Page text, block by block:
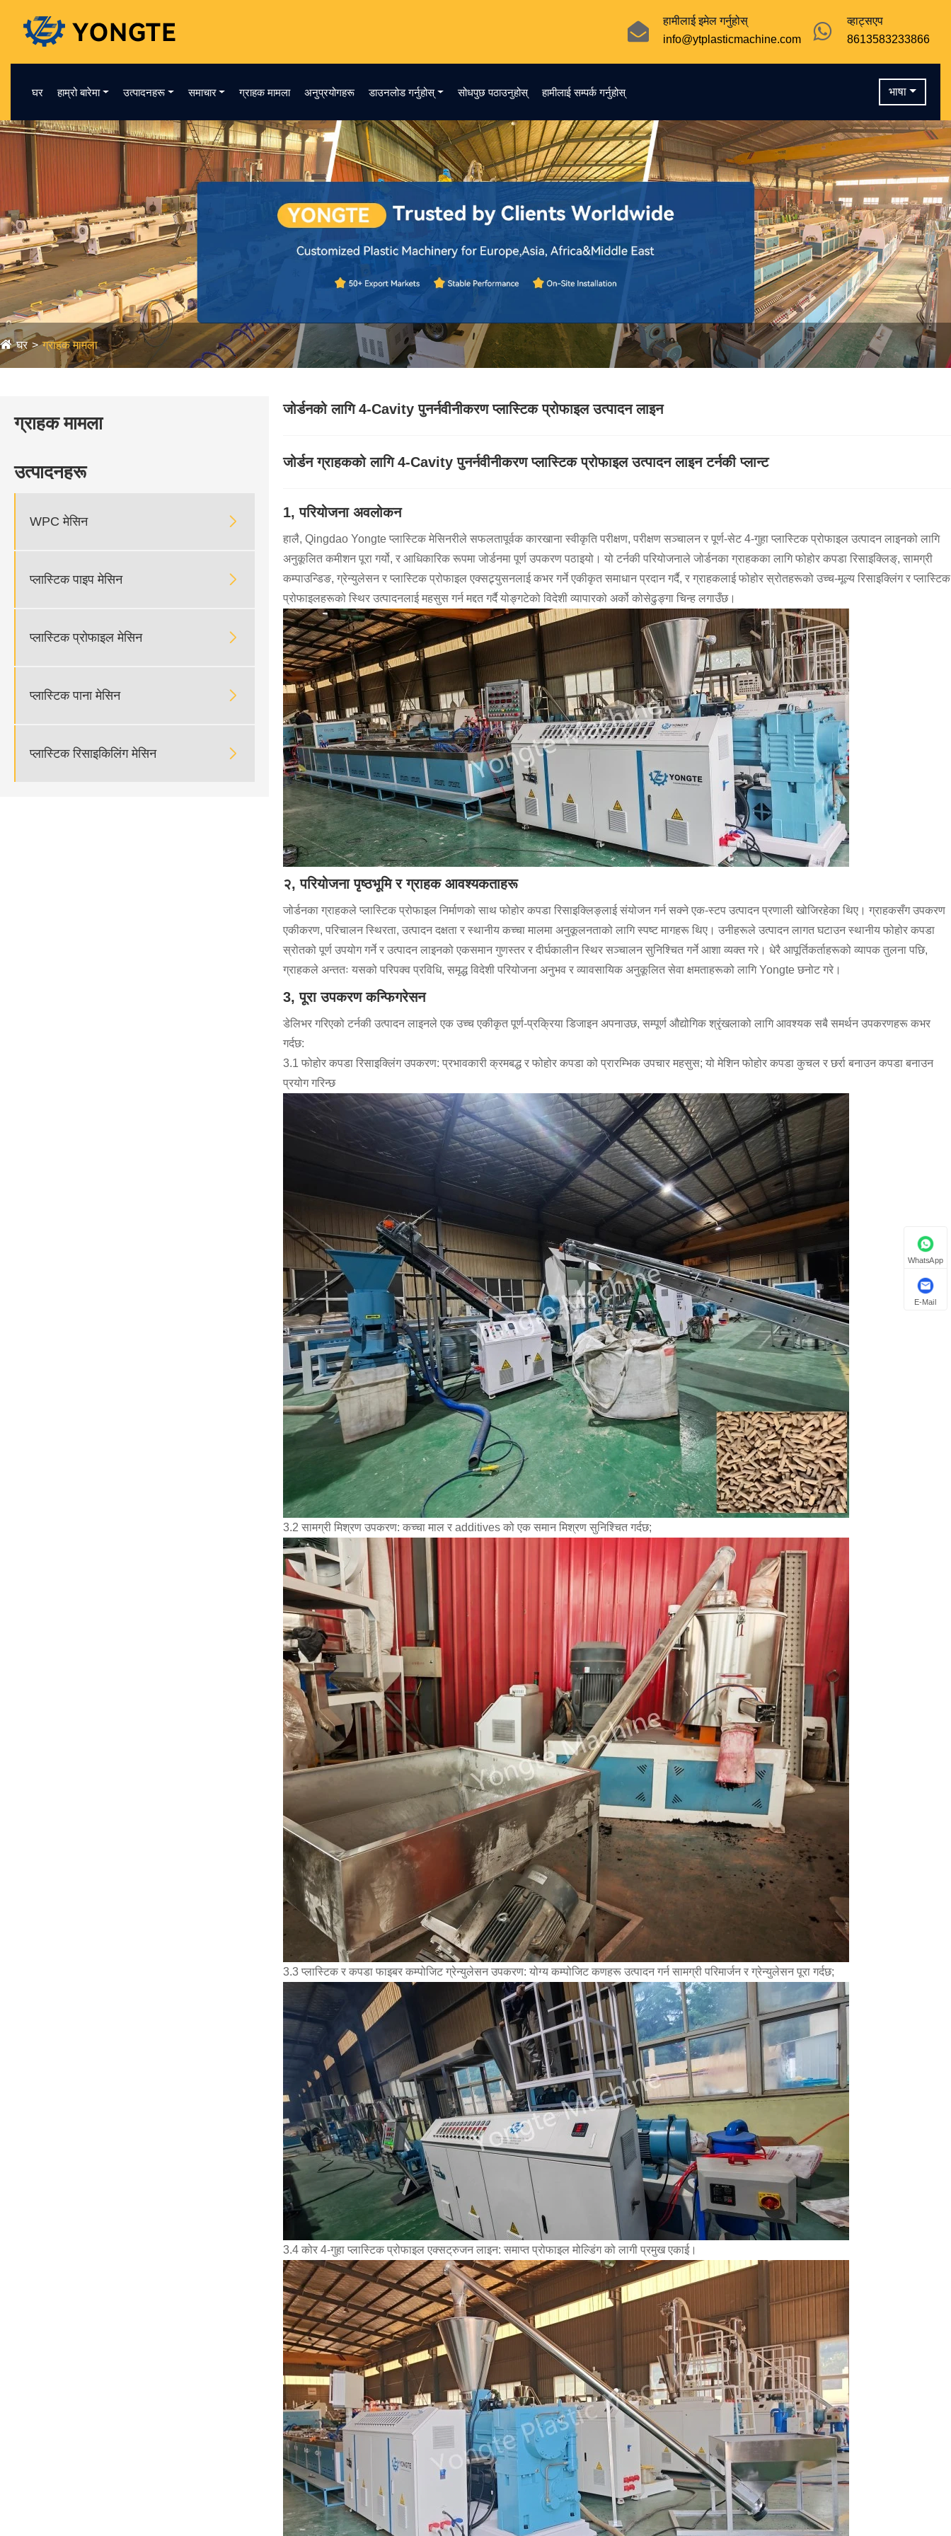
व्हाट्सएप
8613583233866
हामीलाई इमेल गर्नुहोस्
info@ytplasticmachine.com
घर हाम्रो बारेमा उत्पादनहरू समाचार ग्राहक मामला अनुप्रयोगहरू डाउनलोड गर्नुहोस् सोधपुछ पठाउनुहोस् हामीलाई सम्पर्क गर्नुहोस् भाषा
घर ग्राहक मामला
ग्राहक मामला
उत्पादनहरू
WPC मेसिन 
प्लास्टिक पाइप मेसिन 
प्लास्टिक प्रोफाइल मेसिन 
प्लास्टिक पाना मेसिन 
प्लास्टिक रिसाइकिलिंग मेसिन 
जोर्डनको लागि 4-Cavity पुनर्नवीनीकरण प्लास्टिक प्रोफाइल उत्पादन लाइन
जोर्डन ग्राहकको लागि 4-Cavity पुनर्नवीनीकरण प्लास्टिक प्रोफाइल उत्पादन लाइन टर्नकी प्लान्ट
1, परियोजना अवलोकन
हालै, Qingdao Yongte प्लास्टिक मेसिनरीले सफलतापूर्वक कारखाना स्वीकृति परीक्षण, परीक्षण सञ्चालन र पूर्ण-सेट 4-गुहा प्लास्टिक प्रोफाइल उत्पादन लाइनको लागि
अनुकूलित कमीशन पूरा गर्यो, र आधिकारिक रूपमा जोर्डनमा पूर्ण उपकरण पठाइयो। यो टर्नकी परियोजनाले जोर्डनका ग्राहकका लागि फोहोर कपडा रिसाइक्लिङ्, सामग्री
कम्पाउन्डिङ, ग्रेन्युलेसन र प्लास्टिक प्रोफाइल एक्सट्र्युसनलाई कभर गर्ने एकीकृत समाधान प्रदान गर्दै, र ग्राहकलाई फोहोर स्रोतहरूको उच्च-मूल्य रिसाइक्लिंग र प्लास्टिक
प्रोफाइलहरूको स्थिर उत्पादनलाई महसुस गर्न मद्दत गर्दै योङ्गटेको विदेशी व्यापारको अर्को कोसेढुङ्गा चिन्ह लगाउँछ।
२, परियोजना पृष्ठभूमि र ग्राहक आवश्यकताहरू
जोर्डनका ग्राहकले प्लास्टिक प्रोफाइल निर्माणको साथ फोहोर कपडा रिसाइक्लिङ्लाई संयोजन गर्न सक्ने एक-स्टप उत्पादन प्रणाली खोजिरहेका थिए। ग्राहकसँग उपकरण
एकीकरण, परिचालन स्थिरता, उत्पादन दक्षता र स्थानीय कच्चा मालमा अनुकूलनताको लागि स्पष्ट मागहरू थिए। उनीहरूले उत्पादन लागत घटाउन स्थानीय फोहोर कपडा
स्रोतको पूर्ण उपयोग गर्ने र उत्पादन लाइनको एकसमान गुणस्तर र दीर्घकालीन स्थिर सञ्चालन सुनिश्चित गर्ने आशा व्यक्त गरे। धेरै आपूर्तिकर्ताहरूको व्यापक तुलना पछि,
ग्राहकले अन्ततः यसको परिपक्व प्रविधि, समृद्ध विदेशी परियोजना अनुभव र व्यावसायिक अनुकूलित सेवा क्षमताहरूको लागि Yongte छनोट गरे।
3, पूरा उपकरण कन्फिगरेसन
डेलिभर गरिएको टर्नकी उत्पादन लाइनले एक उच्च एकीकृत पूर्ण-प्रक्रिया डिजाइन अपनाउछ, सम्पूर्ण औद्योगिक श्रृंखलाको लागि आवश्यक सबै समर्थन उपकरणहरू कभर
गर्दछ:
3.1 फोहोर कपडा रिसाइक्लिंग उपकरण: प्रभावकारी क्रमबद्ध र फोहोर कपडा को प्रारम्भिक उपचार महसुस; यो मेशिन फोहोर कपडा कुचल र छर्रा बनाउन कपडा बनाउन
प्रयोग गरिन्छ
3.2 सामग्री मिश्रण उपकरण: कच्चा माल र additives को एक समान मिश्रण सुनिश्चित गर्दछ;
3.3 प्लास्टिक र कपडा फाइबर कम्पोजिट ग्रेन्युलेसन उपकरण: योग्य कम्पोजिट कणहरू उत्पादन गर्न सामग्री परिमार्जन र ग्रेन्युलेसन पूरा गर्दछ;
3.4 कोर 4-गुहा प्लास्टिक प्रोफाइल एक्सट्रुजन लाइन: समाप्त प्रोफाइल मोल्डिंग को लागी प्रमुख एकाई।
WhatsApp
E-Mail